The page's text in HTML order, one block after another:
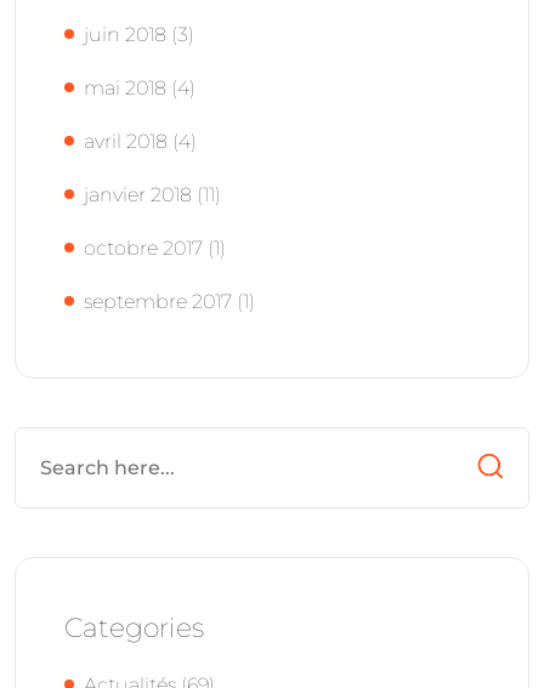
juin 2018 (3)
mai 2018 (4)
avril 2018 (4)
janvier 2018 (11)
octobre 2017 (1)
septembre 2017 (1)
Categories